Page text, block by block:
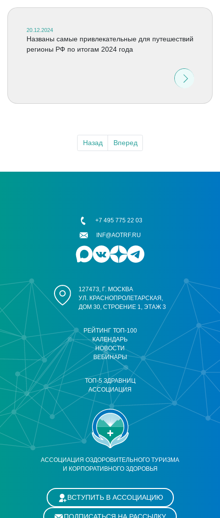
20.12.2024
Названы самые привлекательные для путешествий
регионы РФ по итогам 2024 года
Назад Вперед
АССОЦИАЦИЯ ОЗДОРОВИТЕЛЬНОГО ТУРИЗМА
И КОРПОРАТИВНОГО ЗДОРОВЬЯ
РЕЙТИНГ ТОП-100
КАЛЕНДАРЬ
НОВОСТИ
ВЕБИНАРЫ
ТОП-5 ЗДРАВНИЦ
АССОЦИАЦИЯ
127473, Г. МОСКВА
УЛ. КРАСНОПРОЛЕТАРСКАЯ,
ДОМ 30, СТРОЕНИЕ 1, ЭТАЖ 3
+7 495 775 22 03
INF@AOTRF.RU
ВСТУПИТЬ В АССОЦИАЦИЮ